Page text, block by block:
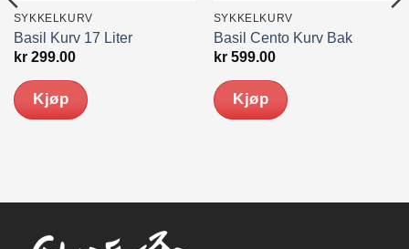
SYKKELKURV
Basil Kurv 17 Liter
kr299.00
Kjøp
SYKKELKURV
Basil Cento Kurv Bak
kr599.00
Kjøp